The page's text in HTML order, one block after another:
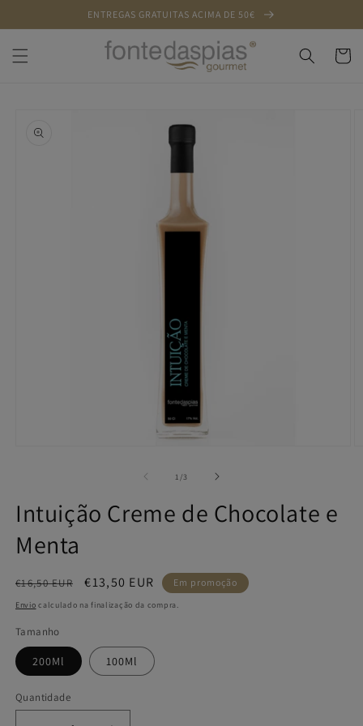
conteúdo
ENTREGAS GRATUITAS ACIMA DE 50€
informação
em
modal
1 /de
3
Intuição Creme de Chocolate e
Menta
Preço
normal
€16,50 EUR
Preço
de
€13,50 EUR Em promoção
Envio calculado na finalização da compra.
Tamanho
200Ml 100Ml
Quantidade